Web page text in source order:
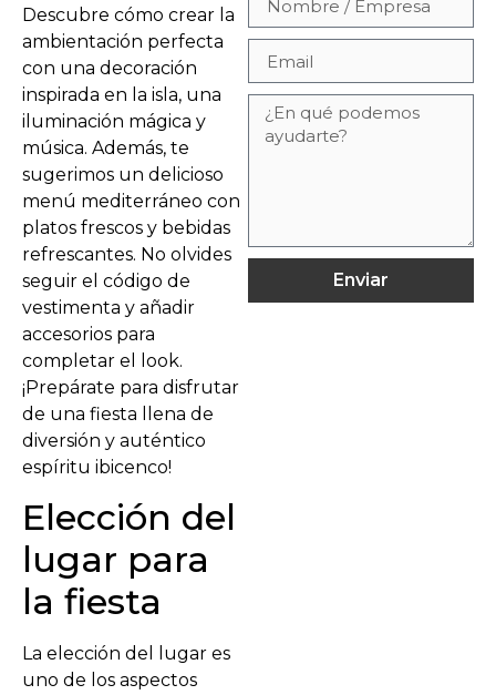
Descubre cómo crear la
ambientación perfecta
con una decoración
inspirada en la isla, una
iluminación mágica y
música. Además, te
sugerimos un delicioso
menú mediterráneo con
platos frescos y bebidas
refrescantes. No olvides
seguir el código de
vestimenta y añadir
accesorios para
completar el look.
¡Prepárate para disfrutar
de una fiesta llena de
diversión y auténtico
espíritu ibicenco!
Elección del
lugar para
la fiesta
La elección del lugar es
uno de los aspectos
Enviar